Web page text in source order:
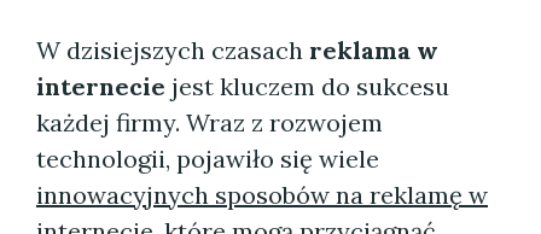
W dzisiejszych czasach reklama w
internecie jest kluczem do sukcesu
każdej firmy. Wraz z rozwojem
technologii, pojawiło się wiele
innowacyjnych sposobów na reklamę w